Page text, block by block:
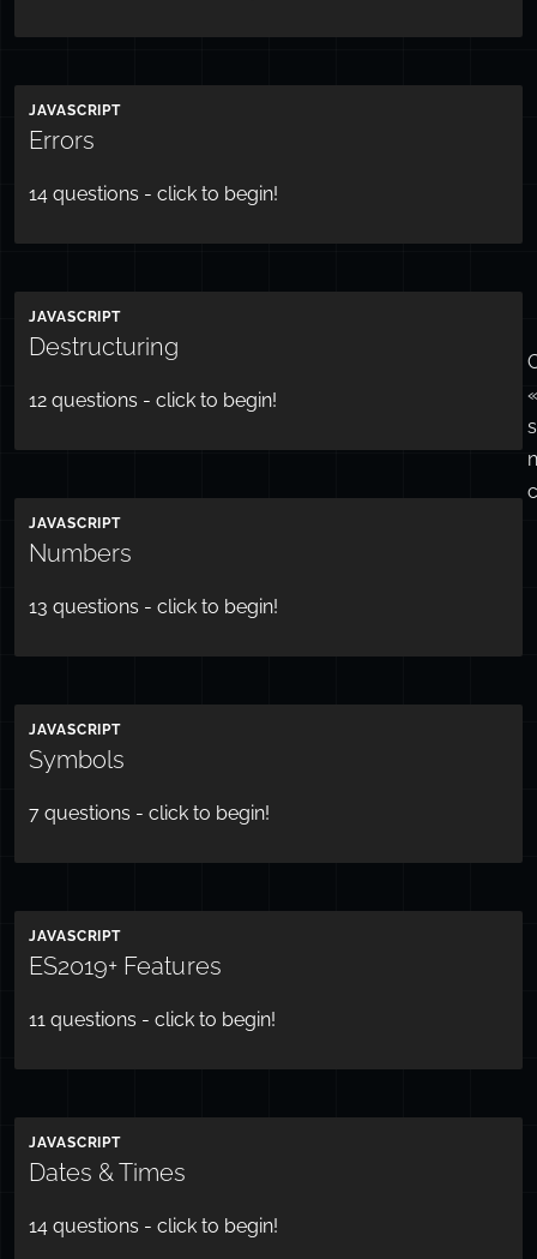
JAVASCRIPT
Errors
14 questions - click to begin!
JAVASCRIPT
Destructuring
12 questions - click to begin!
JAVASCRIPT
Numbers
13 questions - click to begin!
JAVASCRIPT
Symbols
7 questions - click to begin!
JAVASCRIPT
ES2019+ Features
11 questions - click to begin!
JAVASCRIPT
Dates & Times
14 questions - click to begin!